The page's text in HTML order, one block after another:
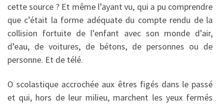
cette source ? Et même l’ayant vu, qui a pu comprendre
que c’était la forme adéquate du compte rendu de la
collision fortuite de l’enfant avec son monde d’air,
d’eau, de voitures, de bétons, de personnes ou de
personne. Et de télé.
O scolastique accrochée aux êtres figés dans le passé
et qui, hors de leur milieu, marchent les yeux fermés